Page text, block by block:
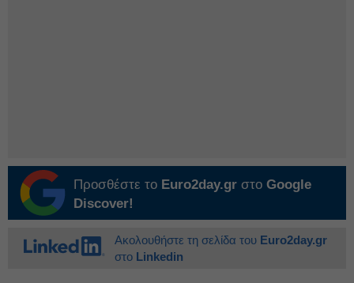
Προσθέστε το Euro2day.gr στο Google
Discover!
Ακολουθήστε τη σελίδα του Euro2day.gr
στο Linkedin